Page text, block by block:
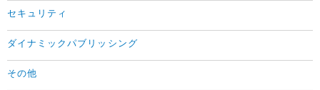
セキュリティ
ダイナミックパブリッシング
その他